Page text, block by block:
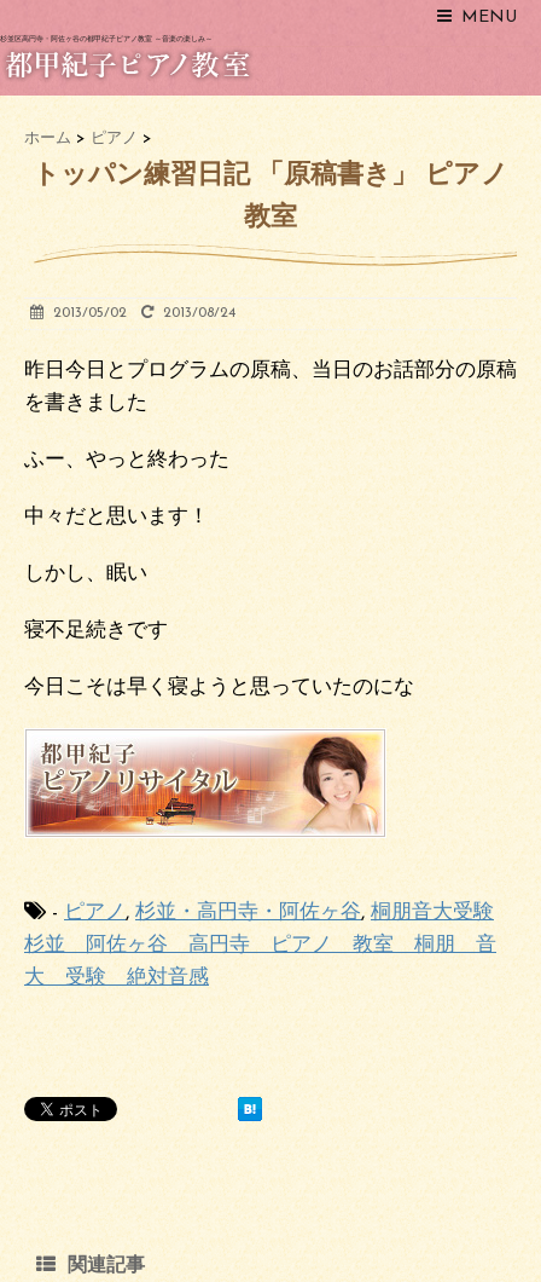
MENU
杉並区高円寺・阿佐ヶ谷の都甲紀子ピアノ教室 ～音楽の楽しみ～
ホーム > ピアノ >
トッパン練習日記 「原稿書き」 ピアノ
教室
2013/05/02 2013/08/24
昨日今日とプログラムの原稿、当日のお話部分の原稿
を書きました
ふー、やっと終わった
中々だと思います！
しかし、眠い
寝不足続きです
今日こそは早く寝ようと思っていたのにな
-ピアノ, 杉並・高円寺・阿佐ヶ谷, 桐朋音大受験
杉並 阿佐ヶ谷 高円寺 ピアノ 教室 桐朋 音
大 受験 絶対音感
関連記事